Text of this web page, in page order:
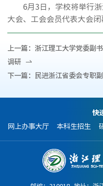
6月3日，学校将举行
大会、工会会员代表大会闭
上一篇： 浙江理工大学党委副
调研
下一篇： 民进浙江省委会专职
快
网上办事大厅
本科生招生